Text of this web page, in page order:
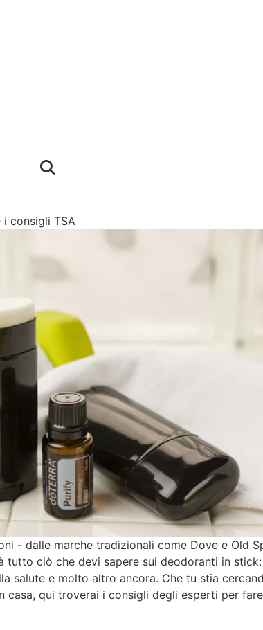
consigli TSA
- dalle marche tradizionali come Dove e Old
ciò che devi sapere sui deodoranti in
salute e molto altro ancora. Che tu stia
casa, qui troverai i consigli degli esperti per